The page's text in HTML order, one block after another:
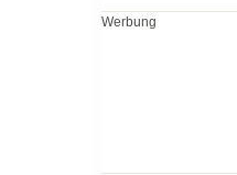
Werbung